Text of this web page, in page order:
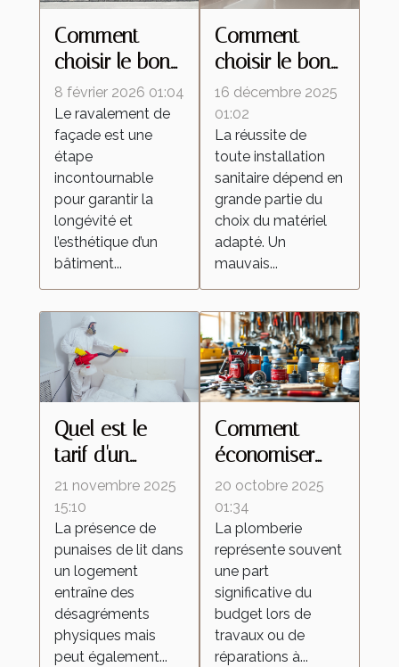
Comment
choisir le bon
type de
ravalement
pour votre
façade ?
8 février 2026 01:04
Le ravalement de
façade est une
étape
incontournable
pour garantir la
longévité et
l’esthétique d’un
bâtiment...
Comment
choisir le bon
matériel pour
vos
installations
sanitaires ?
16 décembre 2025
01:02
La réussite de
toute installation
sanitaire dépend en
grande partie du
choix du matériel
adapté. Un
mauvais...
Quel est le
tarif d'un
traitement
contre les
punaises de lit
avec un
exterminateur
à vapeur ?
21 novembre 2025
15:10
La présence de
punaises de lit dans
un logement
entraîne des
désagréments
physiques mais
peut également...
Comment
économiser
sur les coûts
de plomberie
tout en
garantissant la
qualité ?
20 octobre 2025
01:34
La plomberie
représente souvent
une part
significative du
budget lors de
travaux ou de
réparations à...